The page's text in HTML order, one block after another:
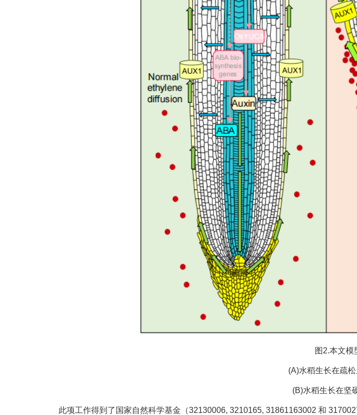
图2.本文模
(A)水稻生长在疏松
(B)水稻生长在坚
此项工作得到了国家自然科学基金（32130006, 3210165, 31861163002 和